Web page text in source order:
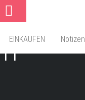
EINKAUFEN Notizen
Toggle
Footer